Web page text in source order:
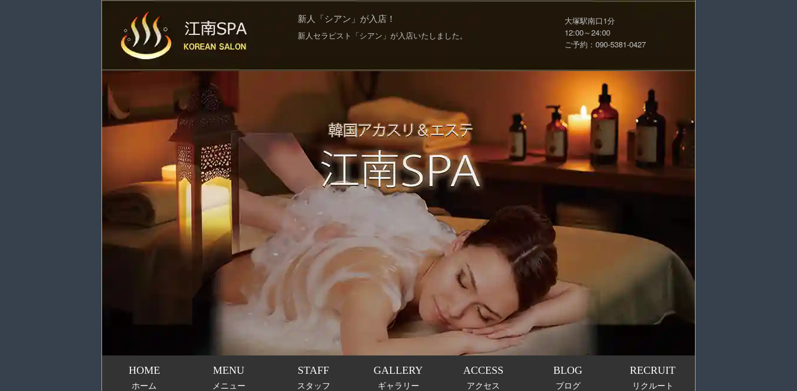
新人「シアン」が入店！
新人セラピスト「シアン」が入店いたしました。
大塚駅南口1分
12:00～24:00
ご予約：090-5381-0427
HOME
ホーム
MENU
メニュー
STAFF
スタッフ
GALLERY
ギャラリー
ACCESS
アクセス
BLOG
ブログ
RECRUIT
リクルート